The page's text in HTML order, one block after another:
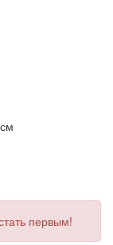
первым!